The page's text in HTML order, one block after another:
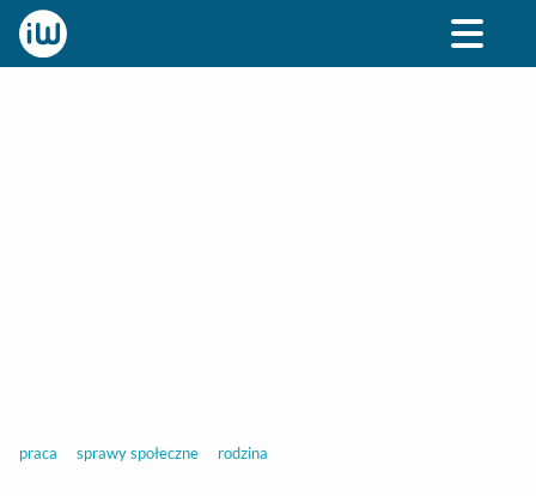
praca sprawy społeczne rodzina